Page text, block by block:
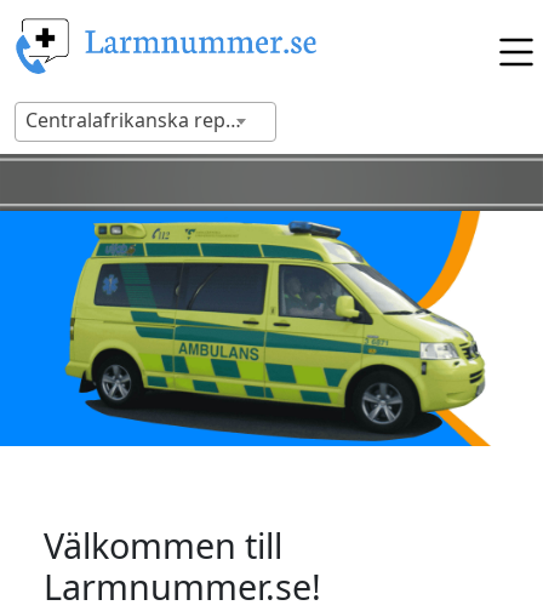
Centralafrikanska republiken
Välkommen till
Larmnummer.se!